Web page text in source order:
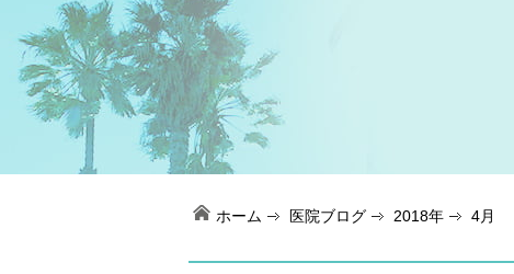
ホーム 医院ブログ 2018年 4月